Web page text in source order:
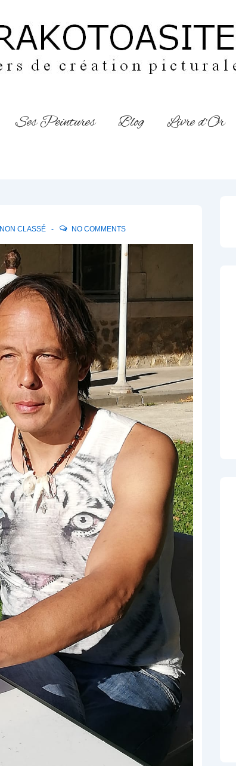
Ses Peintures Blog Livre d’Or
NON CLASSÉ NO COMMENTS